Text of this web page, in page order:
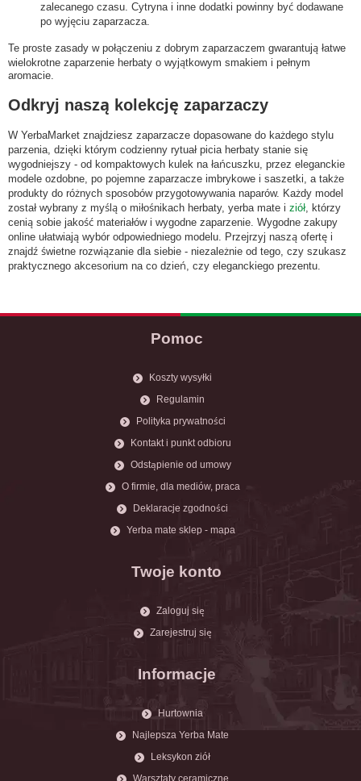
zalecanego czasu. Cytryna i inne dodatki powinny być dodawane
po wyjęciu zaparzacza.
Te proste zasady w połączeniu z dobrym zaparzaczem gwarantują łatwe
wielokrotne zaparzenie herbaty o wyjątkowym smakiem i pełnym
aromacie.
Odkryj naszą kolekcję zaparzaczy
W YerbaMarket znajdziesz zaparzacze dopasowane do każdego stylu
parzenia, dzięki którym codzienny rytuał picia herbaty stanie się
wygodniejszy - od kompaktowych kulek na łańcuszku, przez eleganckie
modele ozdobne, po pojemne zaparzacze imbrykowe i saszetki, a także
produkty do różnych sposobów przygotowywania naparów. Każdy model
został wybrany z myślą o miłośnikach herbaty, yerba mate i ziół, którzy
cenią sobie jakość materiałów i wygodne zaparzenie. Wygodne zakupy
online ułatwiają wybór odpowiedniego modelu. Przejrzyj naszą ofertę i
znajdź świetne rozwiązanie dla siebie - niezależnie od tego, czy szukasz
praktycznego akcesorium na co dzień, czy eleganckiego prezentu.
Pomoc
Koszty wysyłki
Regulamin
Polityka prywatności
Kontakt i punkt odbioru
Odstąpienie od umowy
O firmie, dla mediów, praca
Deklaracje zgodności
Yerba mate sklep - mapa
Twoje konto
Zaloguj się
Zarejestruj się
Informacje
Hurtownia
Najlepsza Yerba Mate
Leksykon ziół
Warsztaty ceramiczne